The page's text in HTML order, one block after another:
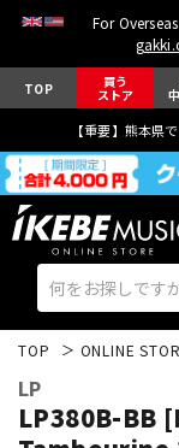
For
TOP 買う
ストア
【重要】熊本県
TOP ONLINE
LP
LP380B-BB